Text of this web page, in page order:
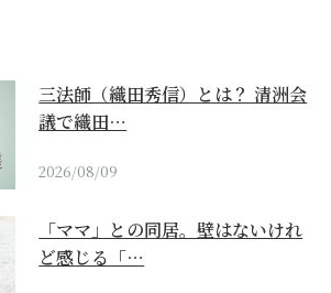
三法師（織田秀信）とは？ 清洲会
議で織田…
2026/08/09
「ママ」との同居。壁はないけれ
ど感じる「…